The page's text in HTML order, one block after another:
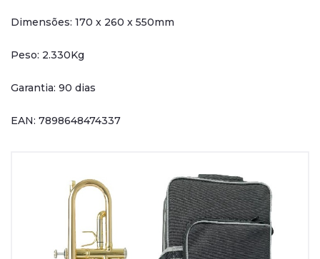
Dimensões: 170 x 260 x 550mm
Peso: 2.330Kg
Garantia: 90 dias
EAN: 7898648474337